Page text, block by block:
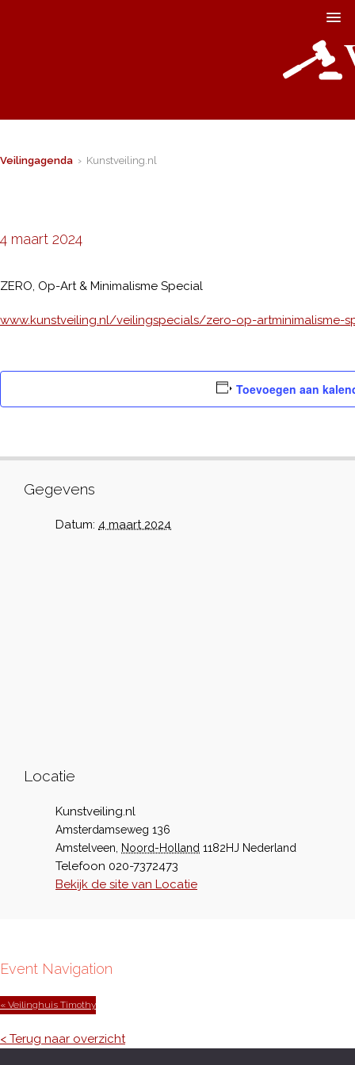
Veilingagenda › Kunstveiling.nl
4 maart 2024
ZERO, Op-Art & Minimalisme Special
www.kunstveiling.nl/veilingspecials/zero-op-artminimalisme-
Toevoegen aan
Gegevens
Datum: 4 maart 2024
Locatie
Kunstveiling.nl
Amsterdamseweg 136
Amstelveen
Noord-Holland 1182HJ Nederland
Telefoon 020-7372473
Bekijk de site van Locatie
Event Navigation
« Veilinghuis Timothy
< Terug naar overzicht